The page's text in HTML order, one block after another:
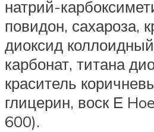
натрий-
повидон, сахароза,
диоксид
карбонат, титана
краситель
глицерин, воск Е
600).